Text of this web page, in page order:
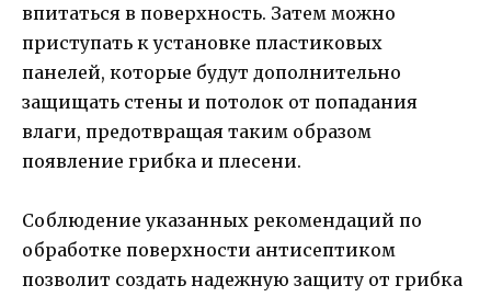
впитаться в поверхность. Затем можно
приступать к установке пластиковых
панелей, которые будут дополнительно
защищать стены и потолок от попадания
влаги, предотвращая таким образом
появление грибка и плесени.
Соблюдение указанных рекомендаций по
обработке поверхности антисептиком
позволит создать надежную защиту от грибка